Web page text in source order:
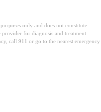
only and does not constitute
for diagnosis and treatment
call 911 or go to the nearest emergency